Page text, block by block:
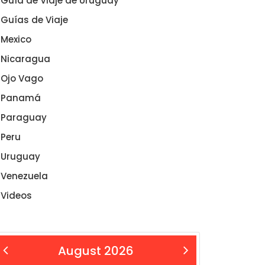
Guías de Viaje
Mexico
Nicaragua
Ojo Vago
Panamá
Paraguay
Peru
Uruguay
Venezuela
Videos
August 2026